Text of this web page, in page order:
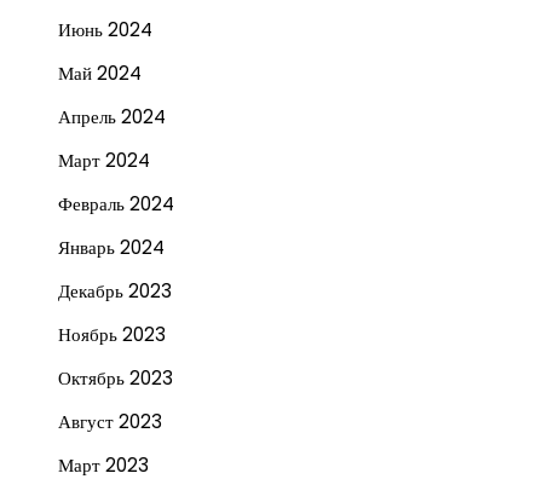
Июнь 2024
Май 2024
Апрель 2024
Март 2024
Февраль 2024
Январь 2024
Декабрь 2023
Ноябрь 2023
Октябрь 2023
Август 2023
Март 2023